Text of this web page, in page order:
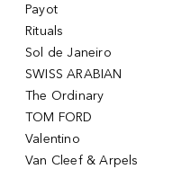
Payot
Rituals
Sol de Janeiro
SWISS ARABIAN
The Ordinary
TOM FORD
Valentino
Van Cleef & Arpels